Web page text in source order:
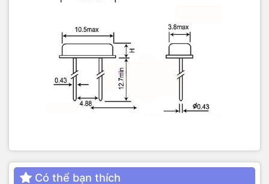
Có thể bạn thích